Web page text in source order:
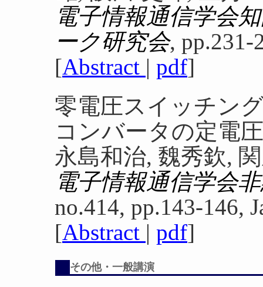
電子情報通信学会
ーク研究会, pp.231-
[Abstract | pdf]
零電圧スイッチン
コンバータの定電
永島和治, 魏秀欽,
電子情報通信学会
no.414, pp.143-146,
[Abstract | pdf]
その他・一般講演